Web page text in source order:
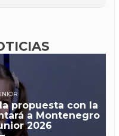
propuesta con la
a Montenegro
2026